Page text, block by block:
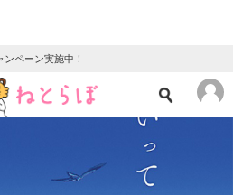
ペーン実施中！
クイズ